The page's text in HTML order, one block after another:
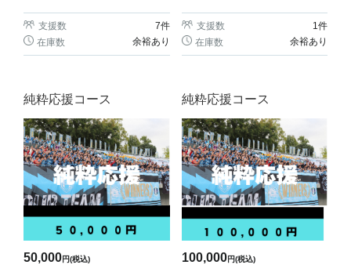
支援数 7件
在庫数
余裕あり
支援数 1件
在庫数
余裕あり
純粋応援コース
50,000円(税込)
純粋応援コース
100,000円(税込)